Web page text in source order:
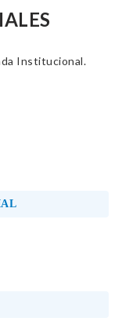
Institucional.